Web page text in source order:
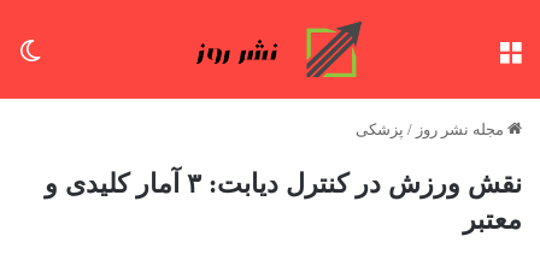
مجله نشر روز / پزشکی
نقش ورزش در کنترل دیابت: ۳ آمار کلیدی و
معتبر